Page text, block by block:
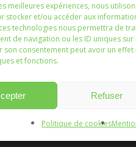
meilleures expériences, nous
stocker et/ou accéder aux
technologies nous permettra de
de navigation ou les ID uniques
son consentement peut avoir un effet
et fonctions.
Refuser
Politique de cookies
soient l'occasion